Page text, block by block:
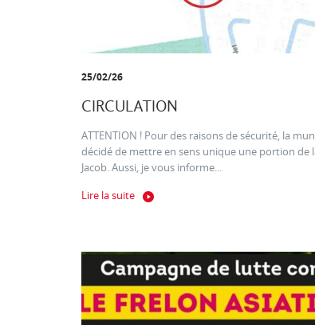
25/02/26
CIRCULATION
ATTENTION ! Pour des raisons de sécurité, la
décidé de mettre en sens unique une portion de
Jacob. Aussi, je vous informe...
Lire la suite